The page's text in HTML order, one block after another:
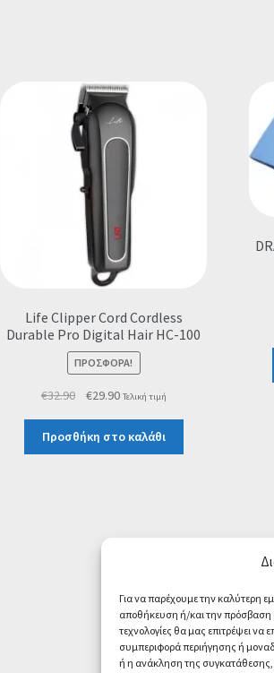
Για να παρέχουμε την καλύτερη
αποθήκευση ή/και την πρόσβαση
τεχνολογίες θα μας επιτρέψει
συμπεριφορά περιήγησης ή
ή η ανάκληση της συγκατάθεσης,
Life Clipper Cord Cordless
Durable Pro Digital Hair HC-100
ΠΡΟΣΦΟΡΆ!
€32.90
Original
was:
€32.90.
€29.90Η
τιμή
είναι:
Τελική τιμή
Προσθήκη στο καλάθι